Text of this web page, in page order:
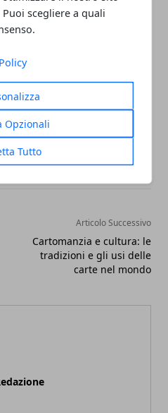
scegliere a quali
Opzionali
Tutto
di uncomponente
per avere un
in oggetto.
Articolo Successivo
Cartomanzia e cultura: le
tradizioni e gli usi delle
carte nel mondo